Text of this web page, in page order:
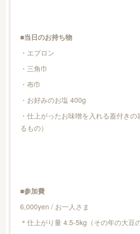
■当日のお持ち物
・エプロン
・三角巾
・布巾
・お好みのお塩 400g
・仕上がったお味噌を入れる蓋付き
るもの）
■参加費
6,000yen / お一人さま
＊仕上がり量 4.5-5kg（その年の大豆